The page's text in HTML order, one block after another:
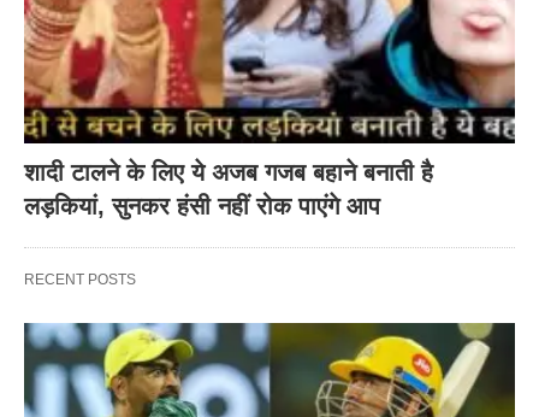
शादी टालने के लिए ये अजब गजब बहाने बनाती है
लड़कियां, सुनकर हंसी नहीं रोक पाएंगे आप
RECENT POSTS